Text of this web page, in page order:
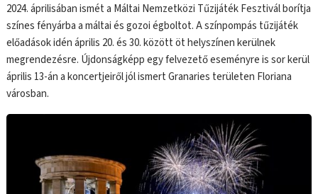
2024. áprilisában ismét a Máltai Nemzetközi Tűzijáték Fesztivál borítja
színes fényárba a máltai és gozoi égboltot. A színpompás tűzijáték
előadások idén április 20. és 30. között öt helyszínen kerülnek
megrendezésre. Újdonságképp egy felvezető eseményre is sor kerül
április 13-án a koncertjeiről jól ismert Granaries területen Floriana
városban.